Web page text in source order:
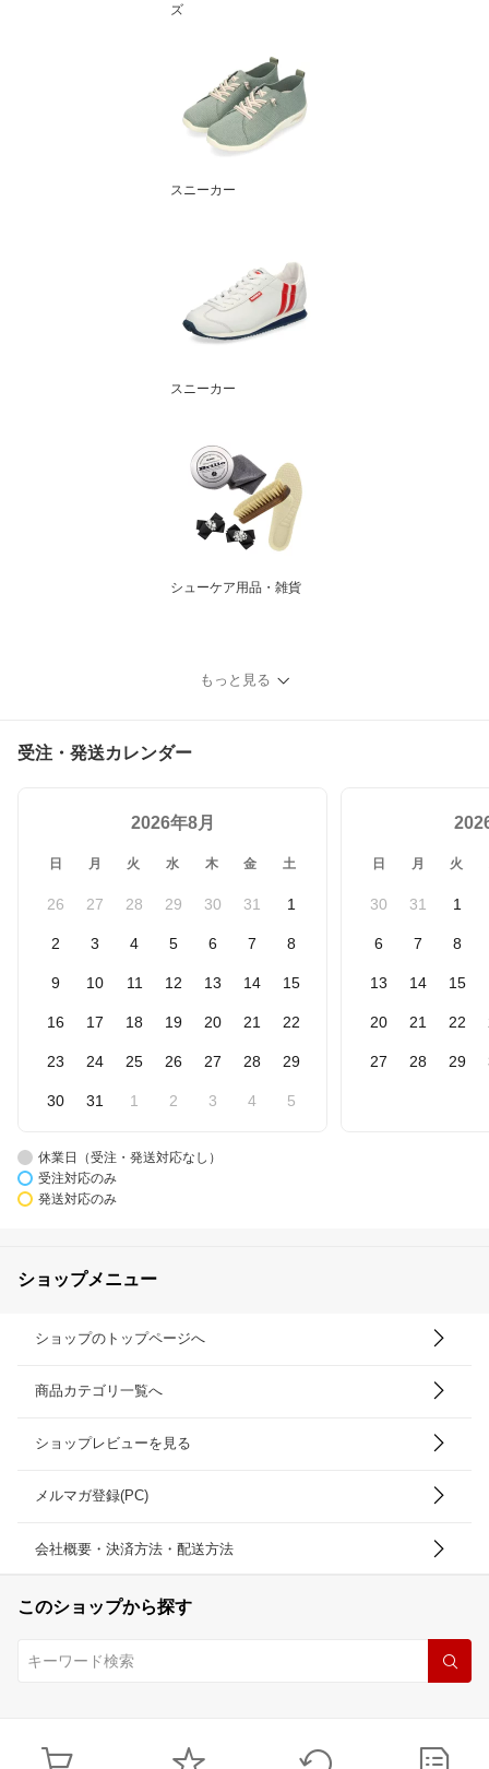
ズ
スニーカー
スニーカー
シューケア用品・雑貨
もっと見る
受注・発送カレンダー
2026年8月
日 月 火 水 木 金 土
26 27 28 29 30 31 1
2 3 4 5 6 7 8
9 10 11 12 13 14 15
16 17 18 19 20 21 22
23 24 25 26 27 28 29
30 31 1 2 3 4 5
日 月 火
30 31 1
6 7 8
13 14 15
20 21 22
27 28 29
休業日（受注・発送対応なし）
受注対応のみ
発送対応のみ
ショップメニュー
ショップのトップページへ
商品カテゴリ一覧へ
ショップレビューを見る
メルマガ登録(PC)
会社概要・決済方法・配送方法
このショップから探す